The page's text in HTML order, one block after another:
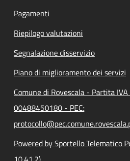
Pagamenti
Riepilogo valutazioni
Segnalazione disservizio
Piano di miglioramento dei servizi
Comune di Rovescala - Partita
00488450180 - PEC:
Powered by Sportello Telematico